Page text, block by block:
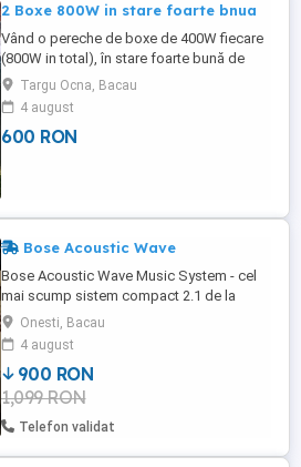
2 Boxe 800W in stare foarte bnua
Vând o pereche de boxe de 400W fiecare
(800W in total), în stare foarte bună de
funcționare. Amplificatorul este vandut.
Contactați-mă aici , merci. Preț negociabil
600 lei amandoua ,foarte foarte
urgent,merci.
Targu Ocna, Bacau
4 august
600 RON
Bose Acoustic Wave
Bose Acoustic Wave Music System - cel
mai scump sistem compact 2.1 de la
Bose.Onesti, Bacau
4 august
900 RON
1,099 RON
Telefon validat